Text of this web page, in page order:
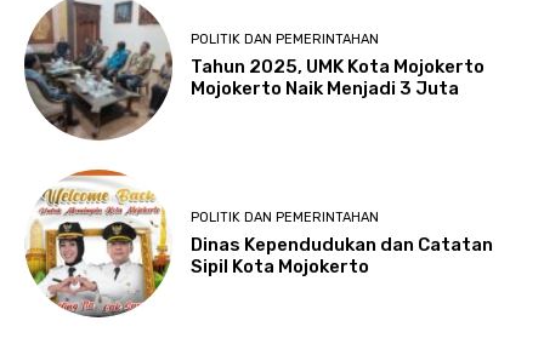
POLITIK DAN PEMERINTAHAN
Tahun 2025, UMK Kota Mojokerto
Mojokerto Naik Menjadi 3 Juta
POLITIK DAN PEMERINTAHAN
Dinas Kependudukan dan Catatan
Sipil Kota Mojokerto